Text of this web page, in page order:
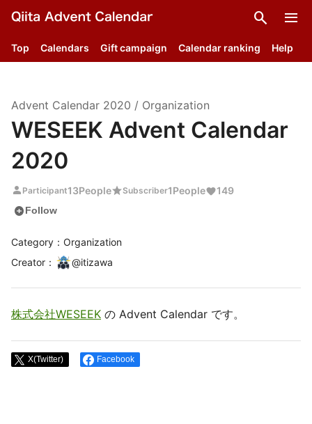
search menu
Top Calendars Gift campaign Calendar ranking Help
Advent Calendar 2020 / Organization
WESEEK Advent Calendar
2020
person Participant13PeoplestarSubscriber1People 149
add_circleFollow
Category：Organization
Creator ： @itizawa
株式会社WESEEK の Advent Calendar です。
X(Twitter) Facebook